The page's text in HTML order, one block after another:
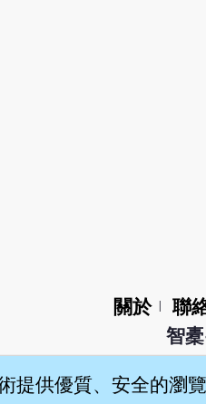
關於 聯
智橐
提供優質、安全的瀏